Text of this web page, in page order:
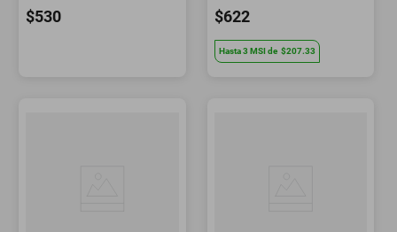
WILSON
$530 $622
Hasta3 MSIde $207.33